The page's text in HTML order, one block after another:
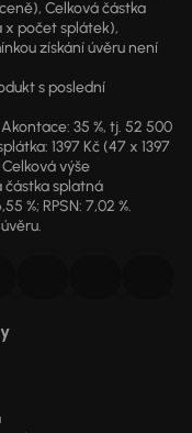
Celková částka
x počet splátek),
získání úvěru není
s poslední
Akontace: 35 %, tj. 52 500
1397 Kč (47 x 1397
výše
částka splatná
%; RPSN: 7,02 %.